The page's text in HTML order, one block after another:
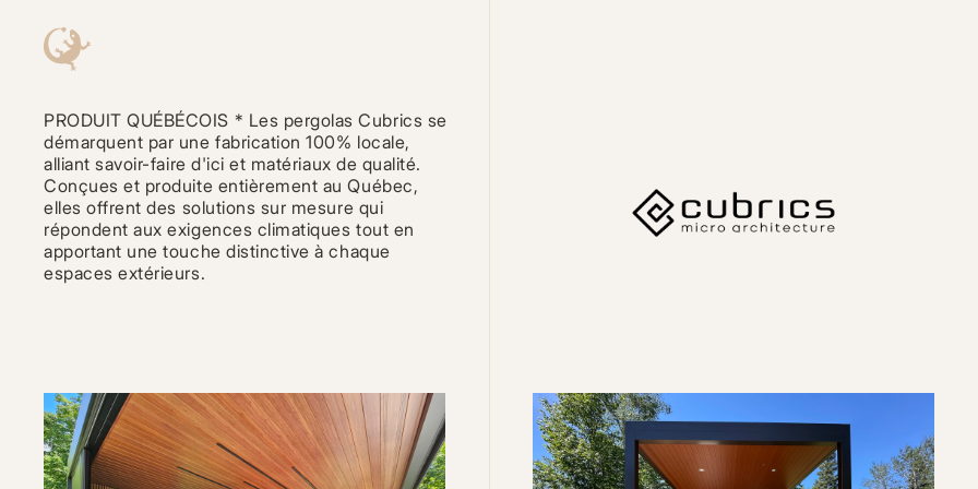
contenu
PRODUIT QUÉBÉCOIS * Les pergolas Cubrics se
démarquent par une fabrication 100% locale,
alliant savoir-faire d'ici et matériaux de qualité.
Conçues et produite entièrement au Québec,
elles offrent des solutions sur mesure qui
répondent aux exigences climatiques tout en
apportant une touche distinctive à chaque
espaces extérieurs.